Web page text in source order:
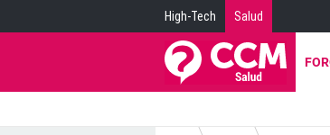
High-Tech Salud